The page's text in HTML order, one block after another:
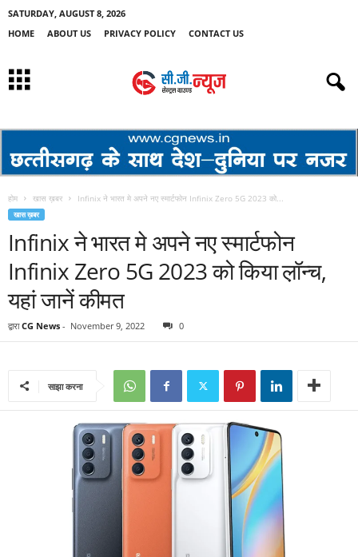
SATURDAY, AUGUST 8, 2026
HOME
ABOUT US PRIVACY POLICY CONTACT US
होम खास ख़बर Infinix ने भारत मे अपने नए स्मार्टफोन Infinix Zero 5G 2023 को...
खास ख़बर
Infinix ने भारत मे अपने नए स्मार्टफोन
Infinix Zero 5G 2023 को किया ल़ॉन्च,
यहां जानें कीमत
द्वारा CG News - November 9, 2022 0
साझा करना